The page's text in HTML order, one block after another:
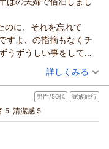
にありがとうござい
料理の案内及び館内の
し訳ございません。温
かねます。当館は本
泉100%のかけ流し塩素
HPに記載の通り冬期
らされ温泉が冷たくな
天風呂のみ循環機器
は使用してます。又、
天風呂も源泉が常に
のに、それを忘れて
すよ、の指摘もなくチ
うずうしい事をしてし
われる洋室。玄関、洗
居室は琉球畳のような
、鍵付き下駄箱に入れ
のスリッパで来ました
ベッド等、オシャレに
（投稿日：2025/11/25）
／特別2食付
詳しくみる
男性/50代 家族旅行
5 清潔感 5